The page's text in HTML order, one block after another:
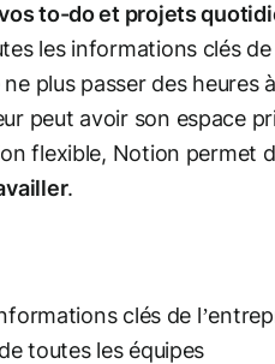
to-do et projets
les informations clés
plus passer des heures
peut avoir son espace
flexible, Notion permet
.
clés de
toutes les équipes